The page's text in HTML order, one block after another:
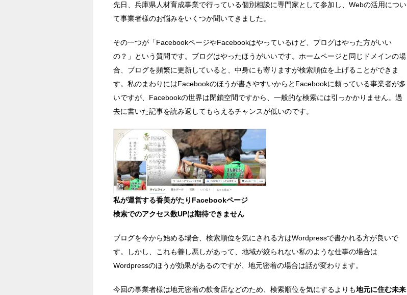
先日、兵庫県人材育成事業で行っている個別相談に専門家として参加し、Webの活用につい
て事業者様のお悩みをいくつか聞いてきました。
その一つが「FacebookページやFacebookはやっているけど、ブログはやった方がいい
の？」という質問です。ブログはやったほうがいいです。ホームページと同じドメインの場
合、ブログを頻繁に更新していると、中身にも寄りますが検索順位を上げることができま
す。私のまわりにはFacebookのほうが書きやすいからとFacebookに頼っている事業者が多
いですが、Facebookの世界は閉鎖空間ですから、一般的な検索には引っかかりません。過
去に書いた記事を読み返してもらえるチャンスが低いのです。
私が運営する香美がたりFacebookページ
検索でのアクセス数UPは期待できません
ブログを今から始める場合、検索順位を気にされる方はWordpressで書かれる方が良いで
す。しかし、これも善し悪しがあって、地域が絞られない私のような仕事の場合は
Wordpressのほうが効果があるのですが、地元密着の場合は話が変わります。
今回の事業者様は地元密着の飲食店などのため、検索順位を気にするよりも地元に住む未来